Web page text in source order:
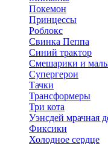
Покемон
Принцессы
Роблокс
Свинка Пеппа
Синий трактор
Смешарики и
Супергерои
Тачки
Трансформеры
Три кота
Уэнсдей мрачная
Фиксики
Холодное сердце